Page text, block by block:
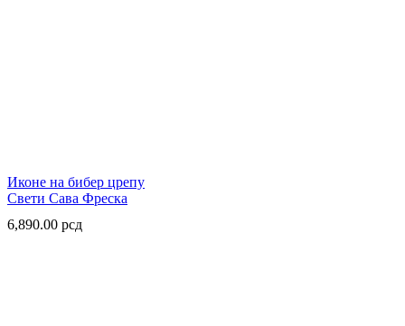
Иконе на бибер црепу
Свети Сава Фреска
6,890.00 рсд